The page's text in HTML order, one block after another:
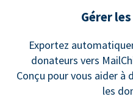
Gérer
Exportez
donateurs vers
Conçu pour vous aider à
les